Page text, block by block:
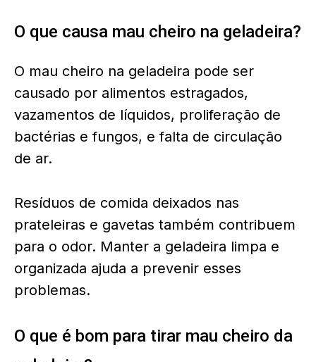
O que causa mau cheiro na geladeira?
O mau cheiro na geladeira pode ser
causado por alimentos estragados,
vazamentos de líquidos, proliferação de
bactérias e fungos, e falta de circulação
de ar.
Resíduos de comida deixados nas
prateleiras e gavetas também contribuem
para o odor. Manter a geladeira limpa e
organizada ajuda a prevenir esses
problemas.
O que é bom para tirar mau cheiro da